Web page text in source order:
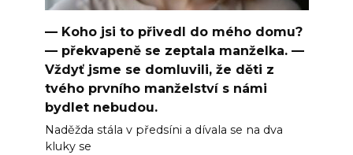
— Koho jsi to přivedl do mého domu?
— překvapeně se zeptala manželka. —
Vždyť jsme se domluvili, že děti z
tvého prvního manželství s námi
bydlet nebudou.
Naděžda stála v předsíni a dívala se na dva
kluky se